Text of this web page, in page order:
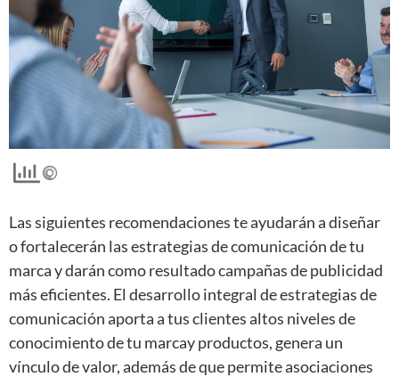
Las siguientes recomendaciones te ayudarán a diseñar
o fortalecerán las estrategias de comunicación de tu
marca y darán como resultado campañas de publicidad
más eficientes. El desarrollo integral de estrategias de
comunicación aporta a tus clientes altos niveles de
conocimiento de tu marcay productos, genera un
vínculo de valor, además de que permite asociaciones